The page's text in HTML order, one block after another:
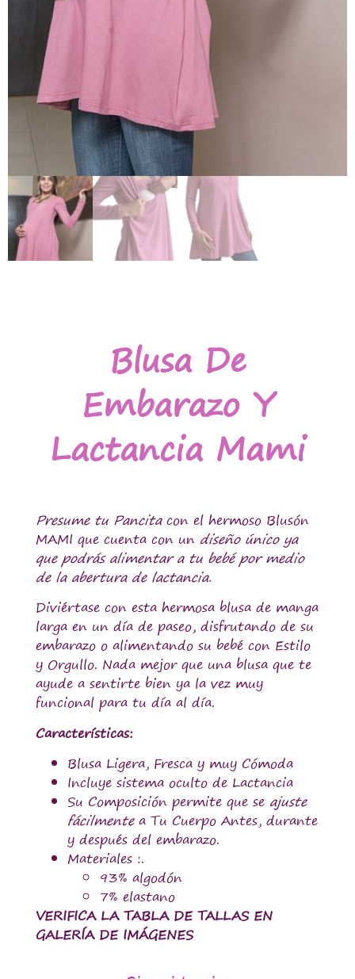
Blusa De
Embarazo Y
Lactancia Mami
Presume tu Pancitacon el hermoso Blusón
MAMI que cuenta con undiseño único ya
que podrás alimentar a tu bebé por medio
de la abertura de lactancia.
Diviértase con esta hermosa blusa de manga
larga en un día de paseo, disfrutando de su
embarazo o alimentando su bebé con Estilo
y Orgullo. Nada mejor que una blusa que te
ayude a sentirte bien ya la vez muy
funcional para tu día al día.
Características:
Blusa Ligera, Fresca y muy Cómoda
Incluye sistema oculto de Lactancia
Su Composición permite que se ajuste
fácilmentea Tu Cuerpo Antes, durante
y después del embarazo.
Materiales :.
93% algodón
7% elastano
VERIFICA LA TABLA DE TALLAS EN
GALERÍA DE IMÁGENES